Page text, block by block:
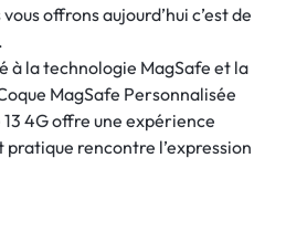
offrons aujourd’hui c’est de
à la technologie MagSafe et la
MagSafe Personnalisée
4G offre une expérience
pratique rencontre l’expression